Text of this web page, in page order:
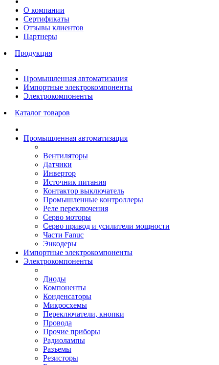
О компании
Сертификаты
Отзывы клиентов
Партнеры
Продукция
Промышленная автоматизация
Импортные электрокомпоненты
Электрокомпоненты
Каталог товаров
Промышленная автоматизация
Вентиляторы
Датчики
Инвертор
Источник питания
Контактор выключатель
Промышленные контроллеры
Реле переключения
Серво моторы
Серво привод и усилители мощности
Части Fanuc
Энкодеры
Импортные электрокомпоненты
Электрокомпоненты
Диоды
Компоненты
Конденсаторы
Микросхемы
Переключатели, кнопки
Провода
Прочие приборы
Радиолампы
Разъемы
Резисторы